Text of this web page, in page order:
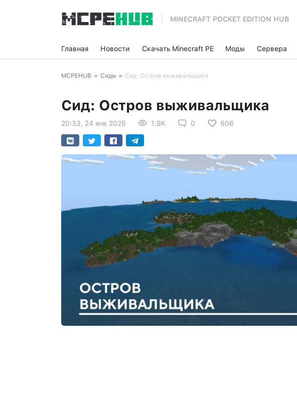
MINECRAFT POCKET EDITION HUB
Главная Новости Скачать Minecraft PE Моды Сервера
MCPEHUB » Сиды » Сид: Остров выживальщика
Сид: Остров выживальщика
20:33, 24 янв 2026 1.9K 0 606